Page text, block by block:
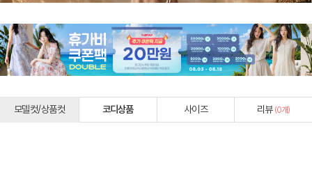
모델컷/상품컷 코디상품 사이즈 리뷰 (0개)